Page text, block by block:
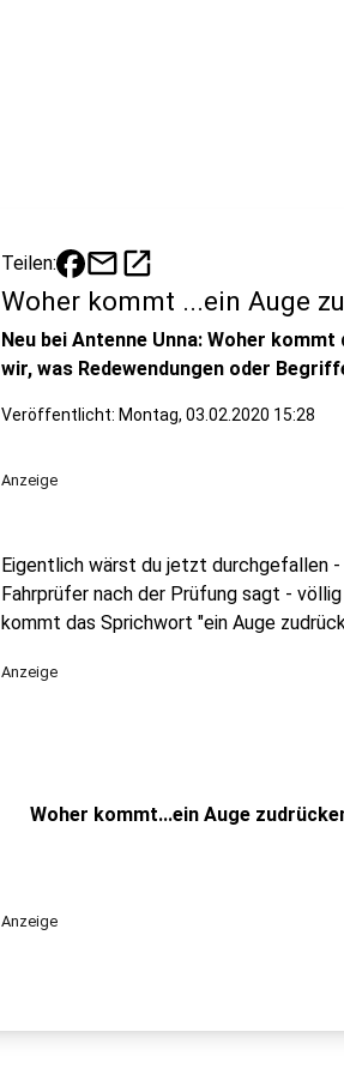
Teilen: mailopen_in_new
Woher kommt ...ein Auge
Neu bei Antenne Unna: Woher
wir, was Redewendungen oder
Veröffentlicht: Montag, 03.02.2020 15:28
Anzeige
Eigentlich wärst du jetzt durchgefallen -
Fahrprüfer nach der Prüfung sagt -
kommt das Sprichwort "ein Auge
Anzeige
Woher kommt...ein Auge
Anzeige